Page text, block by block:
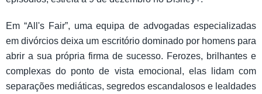
Em “All's Fair”, uma equipa de advogadas especializadas
em divórcios deixa um escritório dominado por homens para
abrir a sua própria firma de sucesso. Ferozes, brilhantes e
complexas do ponto de vista emocional, elas lidam com
separações mediáticas, segredos escandalosos e lealdades